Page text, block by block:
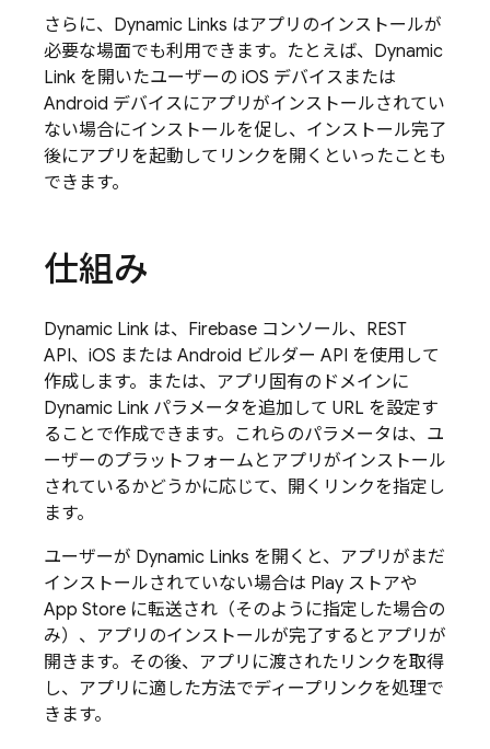
さらに、 Dynamic Links はアプリのインストールが
必要な場面でも利用できます。たとえば、 Dynamic
Link を開いたユーザーの iOS デバイスまたは
Android デバイスにアプリがインストールされてい
ない場合にインストールを促し、インストール完了
後にアプリを起動してリンクを開くといったことも
できます。
仕組み
Dynamic Link は、 Firebase コンソール、REST
API、iOS または Android ビルダー API を使用して
作成します。または、アプリ固有のドメインに
Dynamic Link パラメータを追加して URL を設定す
ることで作成できます。これらのパラメータは、ユ
ーザーのプラットフォームとアプリがインストール
されているかどうかに応じて、開くリンクを指定し
ます。
ユーザーが Dynamic Links を開くと、アプリがまだ
インストールされていない場合は Play ストアや
App Store に転送され（そのように指定した場合の
み）、アプリのインストールが完了するとアプリが
開きます。その後、アプリに渡されたリンクを取得
し、アプリに適した方法でディープリンクを処理で
きます。